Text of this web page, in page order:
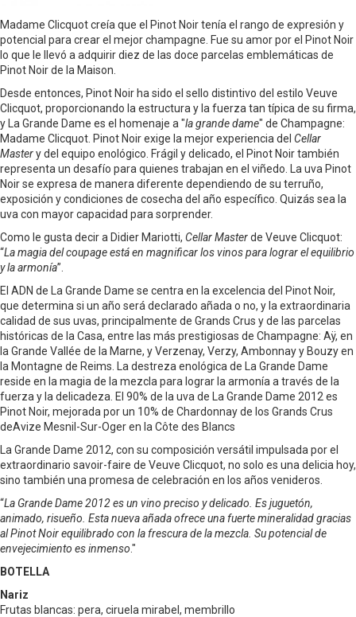
Madame Clicquot creía que el Pinot Noir tenía el rango de expresión y
potencial para crear el mejor champagne. Fue su amor por el Pinot Noir
lo que le llevó a adquirir diez de las doce parcelas emblemáticas de
Pinot Noir de la Maison.
Desde entonces, Pinot Noir ha sido el sello distintivo del estilo Veuve
Clicquot, proporcionando la estructura y la fuerza tan típica de su firma,
y La Grande Dame es el homenaje a "la grande dame" de Champagne:
Madame Clicquot. Pinot Noir exige la mejor experiencia del Cellar
Mastery del equipo enológico. Frágil y delicado, el Pinot Noir también
representa un desafío para quienes trabajan en el viñedo. La uva Pinot
Noir se expresa de manera diferente dependiendo de su terruño,
exposición y condiciones de cosecha del año específico. Quizás sea la
uva con mayor capacidad para sorprender.
Como le gusta decir a Didier Mariotti, Cellar Masterde Veuve Clicquot:
“La magia del coupage está en magnificar los vinos para lograr el equilibrio
y la armonía”.
El ADN de La Grande Dame se centra en la excelencia del Pinot Noir,
que determina si un año será declarado añada o no, y la extraordinaria
calidad de sus uvas, principalmente de Grands Crus y de las parcelas
históricas de la Casa, entre las más prestigiosas de Champagne: Aÿ, en
la Grande Vallée de la Marne, y Verzenay, Verzy, Ambonnay y Bouzy en
la Montagne de Reims. La destreza enológica de La Grande Dame
reside en la magia de la mezcla para lograr la armonía a través de la
fuerza y la delicadeza. El 90% de la uva de La Grande Dame 2012 es
Pinot Noir, mejorada por un 10% de Chardonnay de los Grands Crus
deAvize Mesnil-Sur-Oger en la Côte des Blancs
La Grande Dame 2012, con su composición versátil impulsada por el
extraordinario savoir-faire de Veuve Clicquot, no solo es una delicia hoy,
sino también una promesa de celebración en los años venideros.
“La Grande Dame 2012 es un vino preciso y delicado. Es juguetón,
animado, risueño. Esta nueva añada ofrece una fuerte mineralidad gracias
al Pinot Noir equilibrado con la frescura de la mezcla. Su potencial de
envejecimiento es inmenso."
BOTELLA
Nariz
Frutas blancas: pera, ciruela mirabel, membrillo